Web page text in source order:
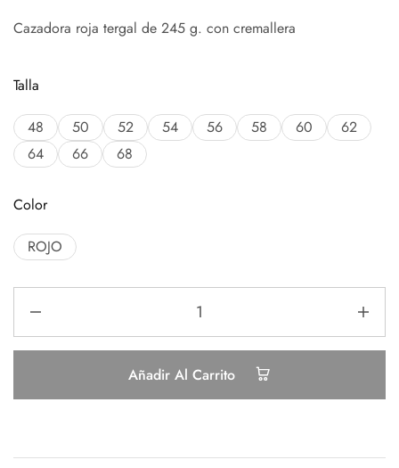
Cazadora roja tergal de 245 g. con cremallera
Talla
48 50 52 54 56 58 60
62
64
66 68
Color
ROJO
Añadir Al Carrito